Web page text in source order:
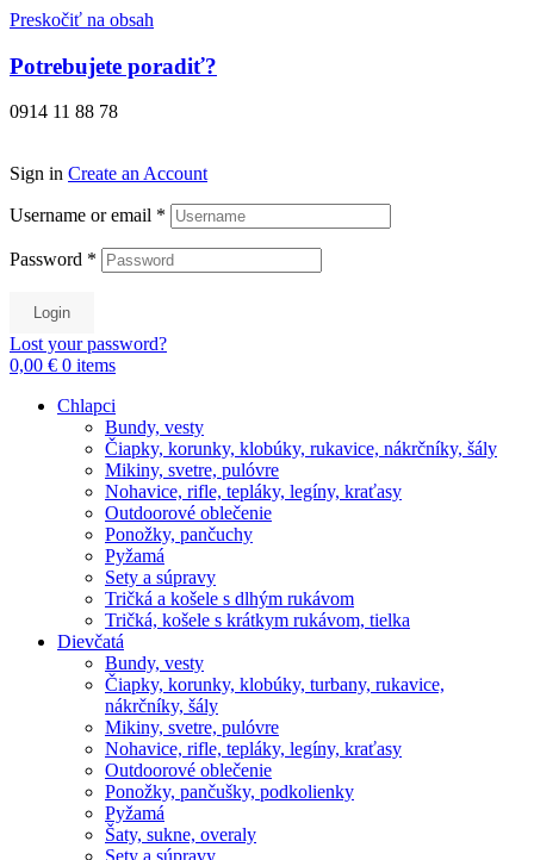
Preskočiť na obsah
Potrebujete poradiť?
0914 11 88 78
Sign in Create an Account
Username or email *
Password *
Login
Lost your password?
0,00 € 0 items
Chlapci
Bundy, vesty
Čiapky, korunky, klobúky, rukavice, nákrčníky, šály
Mikiny, svetre, pulóvre
Nohavice, rifle, tepláky, legíny, kraťasy
Outdoorové oblečenie
Ponožky, pančuchy
Pyžamá
Sety a súpravy
Tričká a košele s dlhým rukávom
Tričká, košele s krátkym rukávom, tielka
Dievčatá
Bundy, vesty
Čiapky, korunky, klobúky, turbany, rukavice,
nákrčníky, šály
Mikiny, svetre, pulóvre
Nohavice, rifle, tepláky, legíny, kraťasy
Outdoorové oblečenie
Ponožky, pančušky, podkolienky
Pyžamá
Šaty, sukne, overaly